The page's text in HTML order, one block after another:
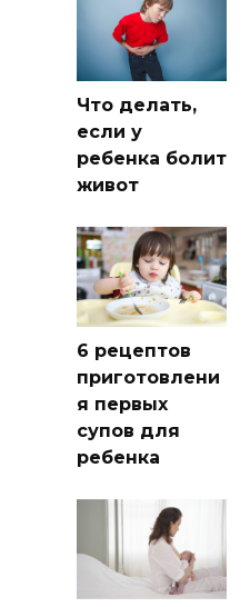
Что делать,
если у
ребенка болит
живот
6 рецептов
приготовлени
я первых
супов для
ребенка